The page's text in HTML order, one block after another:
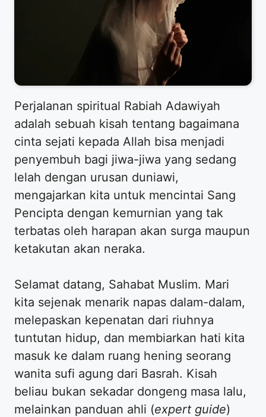
Perjalanan spiritual Rabiah Adawiyah
adalah sebuah kisah tentang bagaimana
cinta sejati kepada Allah bisa menjadi
penyembuh bagi jiwa-jiwa yang sedang
lelah dengan urusan duniawi,
mengajarkan kita untuk mencintai Sang
Pencipta dengan kemurnian yang tak
terbatas oleh harapan akan surga maupun
ketakutan akan neraka.
Selamat datang, Sahabat Muslim. Mari
kita sejenak menarik napas dalam-dalam,
melepaskan kepenatan dari riuhnya
tuntutan hidup, dan membiarkan hati kita
masuk ke dalam ruang hening seorang
wanita sufi agung dari Basrah. Kisah
beliau bukan sekadar dongeng masa lalu,
melainkan panduan ahli (expert guide)